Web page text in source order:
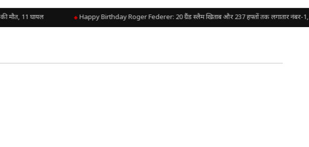
मौत, 11 घायल Happy Birthday Roger Federer: 20 ग्रैंड स्लैम खिताब और 237 हफ्तों तक लगातार नंबर-1,